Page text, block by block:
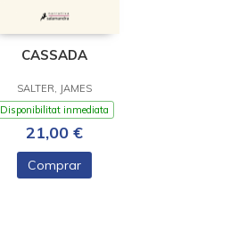
CASSADA
SALTER, JAMES
Disponibilitat inmediata
21,00 €
Comprar